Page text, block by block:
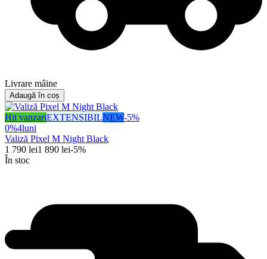
Livrare mâine
Adaugă în coș
Hit vanzariEXTENSIBILNEW-5%
0%4luni
Valiză Pixel M Night Black
1 790 lei1 890 lei-5%
În stoc